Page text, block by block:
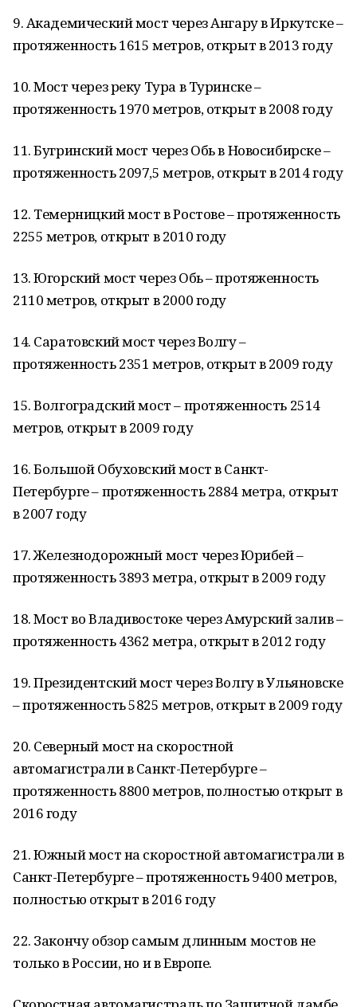
9. Академический мост через Ангару в Иркутске –
протяженность 1615 метров, открыт в 2013 году
10. Мост через реку Тура в Туринске –
протяженность 1970 метров, открыт в 2008 году
11. Бугринский мост через Обь в Новосибирске –
протяженность 2097,5 метров, открыт в 2014 году
12. Темерницкий мост в Ростове – протяженность
2255 метров, открыт в 2010 году
13. Югорский мост через Обь – протяженность
2110 метров, открыт в 2000 году
14. Саратовский мост через Волгу –
протяженность 2351 метров, открыт в 2009 году
15. Волгоградский мост – протяженность 2514
метров, открыт в 2009 году
16. Большой Обуховский мост в Санкт-
Петербурге – протяженность 2884 метра, открыт
в 2007 году
17. Железнодорожный мост через Юрибей –
протяженность 3893 метра, открыт в 2009 году
18. Мост во Владивостоке через Амурский залив –
протяженность 4362 метра, открыт в 2012 году
19. Президентский мост через Волгу в Ульяновске
– протяженность 5825 метров, открыт в 2009 году
20. Северный мост на скоростной
автомагистрали в Санкт-Петербурге –
протяженность 8800 метров, полностью открыт в
2016 году
21. Южный мост на скоростной автомагистрали в
Санкт-Петербурге – протяженность 9400 метров,
полностью открыт в 2016 году
22. Закончу обзор самым длинным мостов не
только в России, но и в Европе.